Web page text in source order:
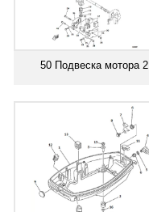
50 Подвеска мотора 2